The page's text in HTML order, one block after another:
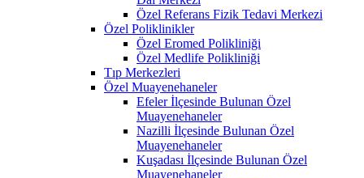
Özel Referans Fizik Tedavi Merkezi
Özel Poliklinikler
Özel Eromed Polikliniği
Özel Medlife Polikliniği
Tıp Merkezleri
Özel Muayenehaneler
Efeler İlçesinde Bulunan Özel
Muayenehaneler
Nazilli İlçesinde Bulunan Özel
Muayenehaneler
Kuşadası İlçesinde Bulunan Özel
Muayenehaneler